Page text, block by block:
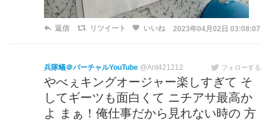
返信 リツイート いいね 2023年04月02日 03:08:07
兵隊蟻＠バーチャルYouTube @Ant421212 フォローする
やべぇキングオージャー楽しすぎて そ
してギーツも面白くて ニチアサ最高か
よ まぁ！俺仕事だから見れない時の 方